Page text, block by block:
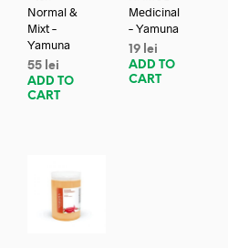
Normal &
Mixt –
Yamuna
55 lei
ADD TO
CART
Medicinal
– Yamuna
19 lei
ADD TO
CART